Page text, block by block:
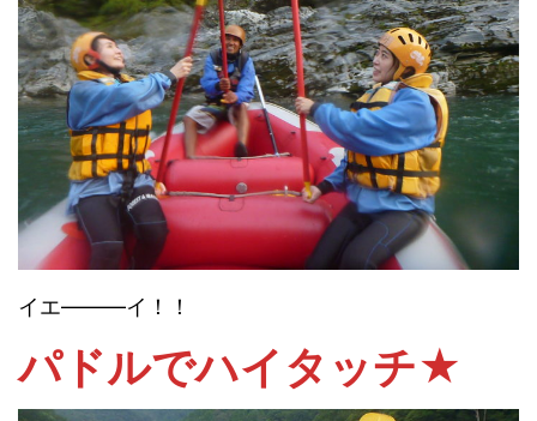
イエ―――イ！！
パドルでハイタッチ★